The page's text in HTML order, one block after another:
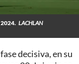
LACHLAN
decisiva, en su